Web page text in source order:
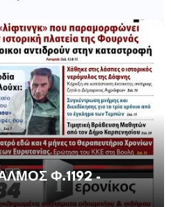
Φ.1192 -